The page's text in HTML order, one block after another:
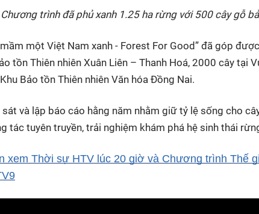
Chương trình đã phủ xanh 1.25 ha rừng với 500 cây gỗ
một Việt Nam xanh - Forest For Good” đã góp
tồn Thiên nhiên Xuân Liên – Thanh Hoá, 2000 cây tại
Bảo tồn Thiên nhiên Văn hóa Đồng Nai.
và lập báo cáo hằng năm nhằm giữ tỷ lệ sống cho
tác tuyên truyền, trải nghiệm khám phá hệ sinh thái
xem Thời sự HTV lúc 20 giờ và Chương trình Thế